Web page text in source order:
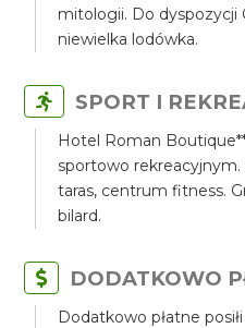
mitologii. Do dyspozycji
niewielka lodówka.
SPORT I
Hotel Roman
sportowo
taras, centrum fitness.
bilard.
DODATKOWO
Dodatkowo płatne